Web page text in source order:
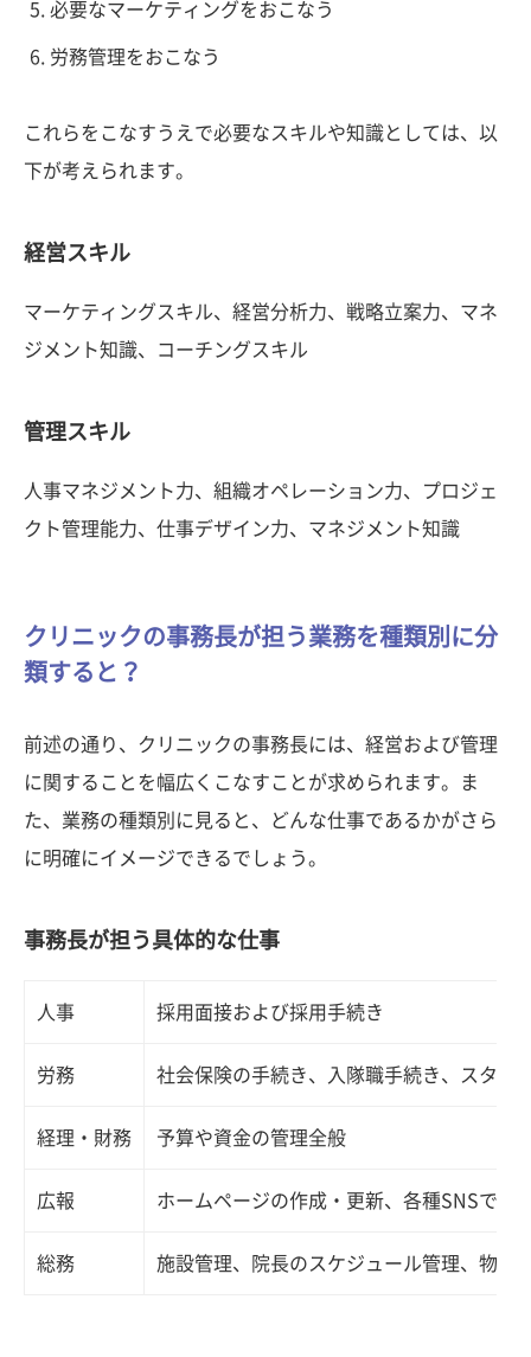
必要なマーケティングをおこなう
労務管理をおこなう
これらをこなすうえで必要なスキルや知識としては、以
下が考えられます。
経営スキル
マーケティングスキル、経営分析力、戦略立案力、マネ
ジメント知識、コーチングスキル
管理スキル
人事マネジメント力、組織オペレーション力、プロジェ
クト管理能力、仕事デザイン力、マネジメント知識
クリニックの事務長が担う業務を種類別に分
類すると？
前述の通り、クリニックの事務長には、経営および管理
に関することを幅広くこなすことが求められます。ま
た、業務の種類別に見ると、どんな仕事であるかがさら
に明確にイメージできるでしょう。
事務長が担う具体的な仕事
人事 採用面接および採用手続き
労務 社会保険の手続き、入隊職手続き、スタッ
経理・財務 予算や資金の管理全般
広報 ホームページの作成・更新、各種SNSでの
総務 施設管理、院長のスケジュール管理、物品